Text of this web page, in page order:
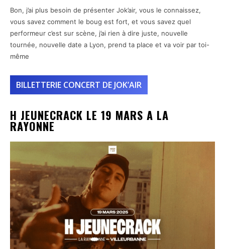
Bon, j’ai plus besoin de présenter Jok’air, vous le connaissez,
vous savez comment le boug est fort, et vous savez quel
performeur c’est sur scène, j’ai rien à dire juste, nouvelle
tournée, nouvelle date a Lyon, prend ta place et va voir par toi-
même
BILLETTERIE CONCERT DE JOK’AIR
H JEUNECRACK LE 19 MARS A LA
RAYONNE